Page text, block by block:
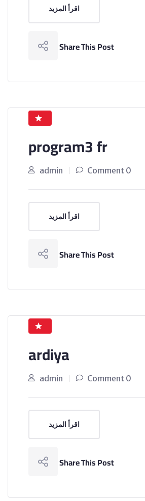
اقرأ المزيد
Share This Post
program3 fr
admin 0 Comment
اقرأ المزيد
Share This Post
ardiya
admin 0 Comment
اقرأ المزيد
Share This Post